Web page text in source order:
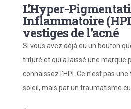
L’Hyper-
Inflammatoire
vestiges de l’acné
Si vous avez déjà eu un bouton
trituré et qui a laissé une marque
connaissez l’HPI. Ce n’est pas
soleil, mais par un traumatisme